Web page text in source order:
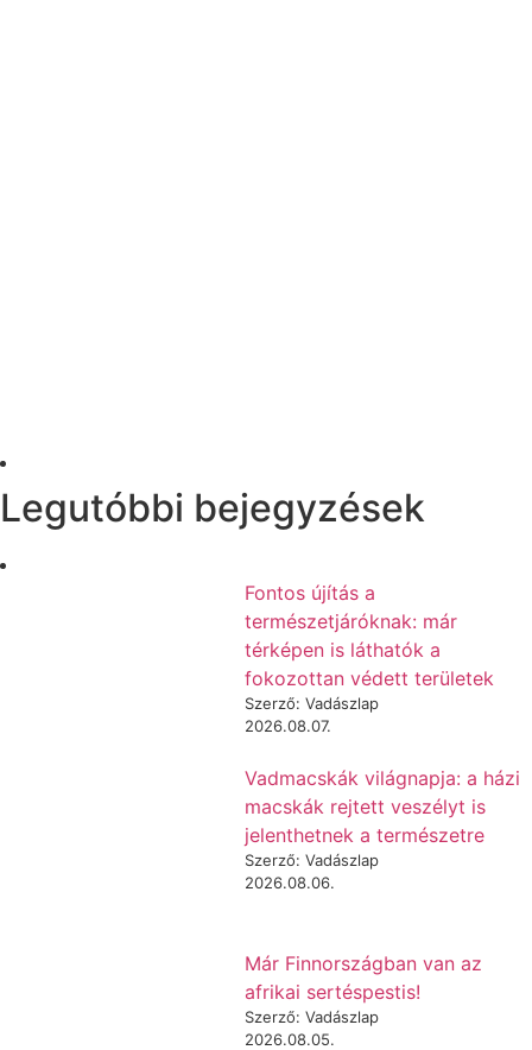
Legutóbbi bejegyzések
Fontos újítás a
természetjáróknak: már
térképen is láthatók a
fokozottan védett területek
Szerző: Vadászlap
2026.08.07.
Vadmacskák világnapja: a házi
macskák rejtett veszélyt is
jelenthetnek a természetre
Szerző: Vadászlap
2026.08.06.
Már Finnországban van az
afrikai sertéspestis!
Szerző: Vadászlap
2026.08.05.